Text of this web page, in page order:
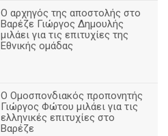
Ο αρχηγός της αποστολής στο
Βαρέζε Γιώργος Δημουλής
μιλάει για τις επιτυχίες της
Εθνικής ομάδας
Ο Ομοσπονδιακός προπονητής
Γιώργος Φώτου μιλάει για τις
ελληνικές επιτυχίες στο
Βαρέζε